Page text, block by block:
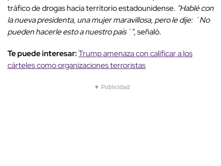
tráfico de drogas hacia territorio estadounidense. "Hablé con
la nueva presidenta, una mujer maravillosa, pero le dije: ´No
pueden hacerle esto a nuestro país´", señaló.
Te puede interesar:Trump amenaza con calificar a los
cárteles como organizaciones terroristas
▼ Publicidad